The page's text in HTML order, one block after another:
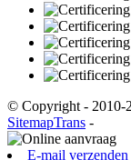
© Copyright - 2010-
SitemapTrans -
E-mail verzenden